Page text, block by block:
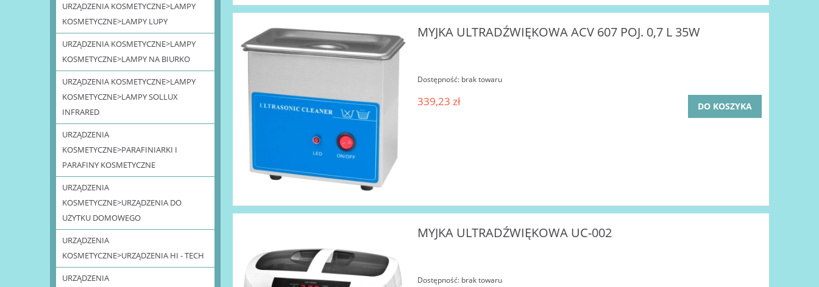
URZĄDZENIA KOSMETYCZNE>LAMPY
KOSMETYCZNE>LAMPY LUPY
URZĄDZENIA KOSMETYCZNE>LAMPY
KOSMETYCZNE>LAMPY NA BIURKO
URZĄDZENIA KOSMETYCZNE>LAMPY
KOSMETYCZNE>LAMPY SOLLUX
INFRARED
URZĄDZENIA
KOSMETYCZNE>PARAFINIARKI I
PARAFINY KOSMETYCZNE
URZĄDZENIA
KOSMETYCZNE>URZĄDZENIA DO
UŻYTKU DOMOWEGO
URZĄDZENIA
KOSMETYCZNE>URZĄDZENIA HI - TECH
URZĄDZENIA
MYJKA ULTRADŹWIĘKOWA ACV 607 POJ. 0,7 L 35W
Dostępność: brak towaru
339,23 zł DO KOSZYKA
MYJKA ULTRADŹWIĘKOWA UC-002
Dostępność: brak towaru